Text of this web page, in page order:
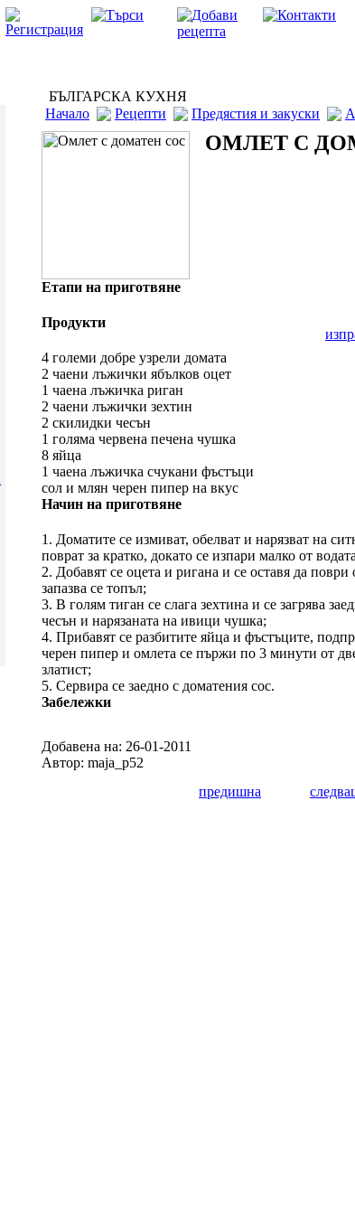
БЪЛГАРСКА КУХНЯ
Начало
Рецепти Предястия и закуски
ОМЛЕТ С
Етапи на приготвяне
Продукти
4 големи добре узрели домата
2 чаени лъжички ябълков оцет
1 чаена лъжичка риган
2 чаени лъжички зехтин
2 скилидки чесън
1 голяма червена печена чушка
8 яйца
1 чаена лъжичка счукани фъстъци
сол и млян черен пипер на вкус
Начин на приготвяне
1. Доматите се измиват, обелват и нарязват на
поврат за кратко, докато се изпари малко от
2. Добавят се оцета и ригана и се оставя да
запазва се топъл;
3. В голям тиган се слага зехтина и се загрява
чесън и нарязаната на ивици чушка;
4. Прибавят се разбитите яйца и фъстъците,
черен пипер и омлета се пържи по 3 минути от
златист;
5. Сервира се заедно с доматения сос.
Забележки
Добавена на: 26-01-2011
Автор: maja_p52
предишна